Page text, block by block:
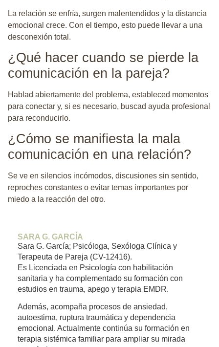
La relación se enfría, surgen malentendidos y la distancia
emocional crece. Con el tiempo, esto puede llevar a una
desconexión total.
¿Qué hacer cuando se pierde la
comunicación en la pareja?
Hablad abiertamente del problema, estableced momentos
para conectar y, si es necesario, buscad ayuda profesional
para reconducirlo.
¿Cómo se manifiesta la mala
comunicación en una relación?
Se ve en silencios incómodos, discusiones sin sentido,
reproches constantes o evitar temas importantes por
miedo a la reacción del otro.
SARA G. GARCÍA
Sara G. García; Psicóloga, Sexóloga Clínica y
Terapeuta de Pareja (CV-12416).
Es Licenciada en Psicología con habilitación
sanitaria y ha complementado su formación con
estudios en trauma, apego y terapia EMDR.
Además, acompaña procesos de ansiedad,
autoestima, ruptura traumática y dependencia
emocional. Actualmente continúa su formación en
terapia sistémica familiar para ampliar su mirada